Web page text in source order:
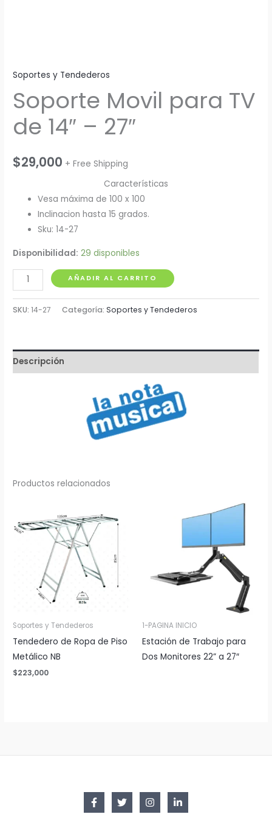
Soportes y Tendederos
Soporte Movil para TV
de 14″ – 27″
$29,000 + Free Shipping
Características
Vesa máxima de 100 x 100
Inclinacion hasta 15 grados.
Sku: 14-27
Disponibilidad: 29 disponibles
Soporte
Movil
para
14"
-
AÑADIR AL CARRITO
SKU:14-27 Categoría:Soportes y Tendederos
Descripción
Productos relacionados
Soportes y Tendederos
Tendedero de Ropa de Piso
Metálico NB
$223,000
1-PAGINA INICIO
Estación de Trabajo para
Dos Monitores 22” a 27″